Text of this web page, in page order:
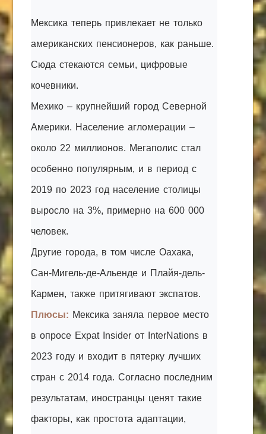
Мексика теперь привлекает не только
американских пенсионеров, как раньше.
Сюда стекаются семьи, цифровые
кочевники.
Мехико – крупнейший город Северной
Америки. Население агломерации –
около 22 миллионов. Мегаполис стал
особенно популярным, и в период с
2019 по 2023 год население столицы
выросло на 3%, примерно на 600 000
человек.
Другие города, в том числе Оахака,
Сан-Мигель-де-Альенде и Плайя-дель-
Кармен, также притягивают экспатов.
Плюсы: Мексика заняла первое место
в опросе Expat Insider от InterNations в
2023 году и входит в пятерку лучших
стран с 2014 года. Согласно последним
результатам, иностранцы ценят такие
факторы, как простота адаптации,